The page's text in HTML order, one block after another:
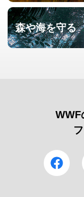
森や海を守る
WWF